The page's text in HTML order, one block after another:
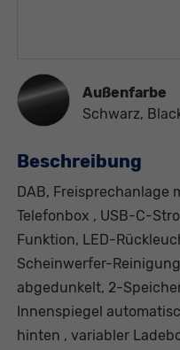
Außenfarbe
Schwarz,
Beschreibung
DAB, Freisprechanlage
Telefonbox , USB-C-
Funktion, LED-
Scheinwerfer-
abgedunkelt, 2-
Innenspiegel
hinten , variabler